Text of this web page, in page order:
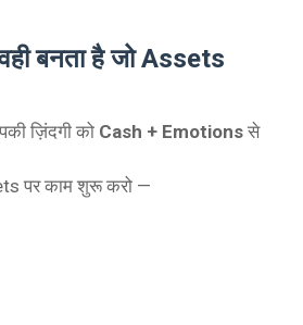
वही बनता है जो Assets
ज़िंदगी को Cash + Emotions से
पर काम शुरू करो —